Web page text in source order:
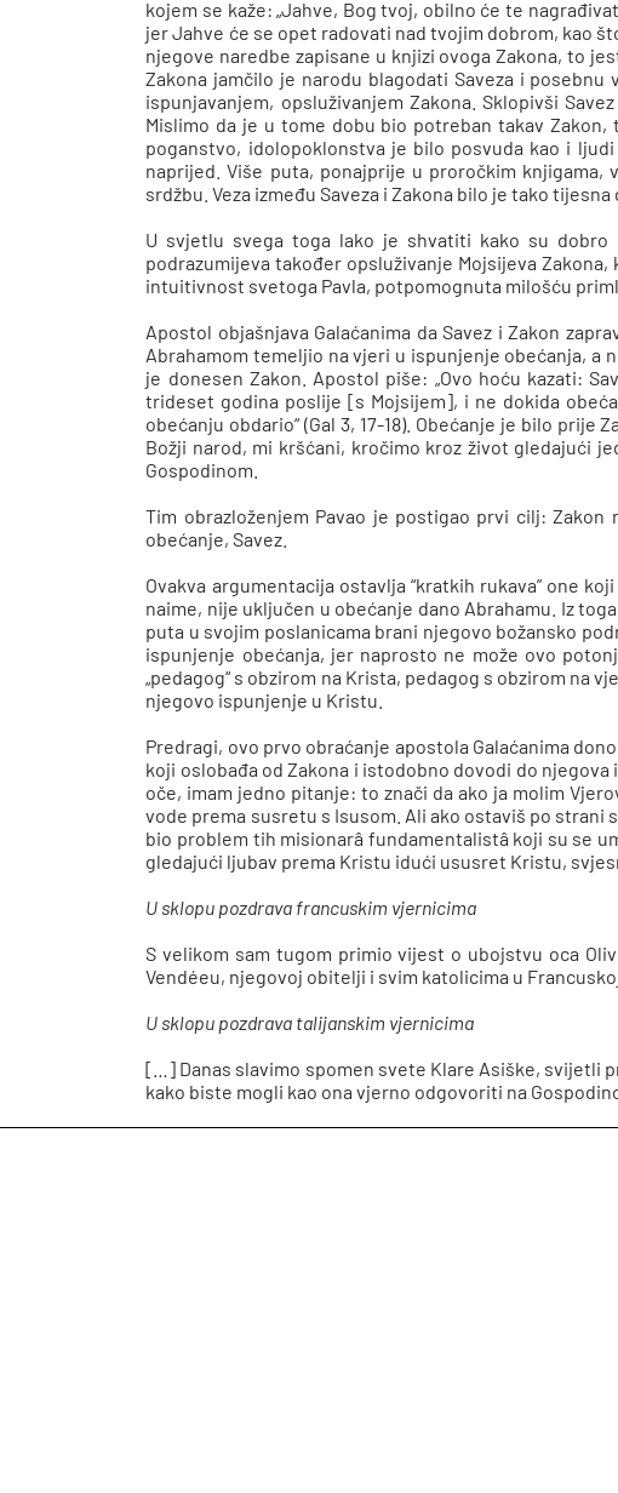
kojem se kaže: „Jahve, Bog tvoj, obilno će te
jer Jahve će se opet radovati nad tvojim dobrom, kao
njegove naredbe zapisane u knjizi ovoga Zakona, to
Zakona jamčilo je narodu blagodati Saveza i
ispunjavanjem, opsluživanjem Zakona. Sklopivši
Mislimo da je u tome dobu bio potreban takav
poganstvo, idolopoklonstva je bilo posvuda kao i
naprijed. Više puta, ponajprije u proročkim knjigama,
srdžbu. Veza između Saveza i Zakona bilo je tako
U svjetlu svega toga lako je shvatiti kako su
podrazumijeva također opsluživanje Mojsijeva
intuitivnost svetoga Pavla, potpomognuta milošću
Apostol objašnjava Galaćanima da Savez i Zakon
Abrahamom temeljio na vjeri u ispunjenje obećanja, a
je donesen Zakon. Apostol piše: „Ovo hoću kazati:
trideset godina poslije [s Mojsijem], i ne dokida
obećanju obdario“ (Gal 3, 17-18). Obećanje je bilo
Božji narod, mi kršćani, kročimo kroz život gledajući
Gospodinom.
Tim obrazloženjem Pavao je postigao prvi cilj:
obećanje, Savez.
Ovakva argumentacija ostavlja “kratkih rukava” one
naime, nije uključen u obećanje dano Abrahamu. Iz
puta u svojim poslanicama brani njegovo božansko
ispunjenje obećanja, jer naprosto ne može ovo
„pedagog“ s obzirom na Krista, pedagog s obzirom
njegovo ispunjenje u Kristu.
Predragi, ovo prvo obraćanje apostola Galaćanima
koji oslobađa od Zakona i istodobno dovodi do njegova
oče, imam jedno pitanje: to znači da ako ja molim
vode prema susretu s Isusom. Ali ako ostaviš po
bio problem tih misionarâ fundamentalistâ koji su se
gledajući ljubav prema Kristu idući ususret Kristu,
U sklopu pozdrava francuskim vjernicima
S velikom sam tugom primio vijest o ubojstvu oca
Vendéeu, njegovoj obitelji i svim katolicima u
U sklopu pozdrava talijanskim vjernicima
[…] Danas slavimo spomen svete Klare Asiške, svijetli
kako biste mogli kao ona vjerno odgovoriti na